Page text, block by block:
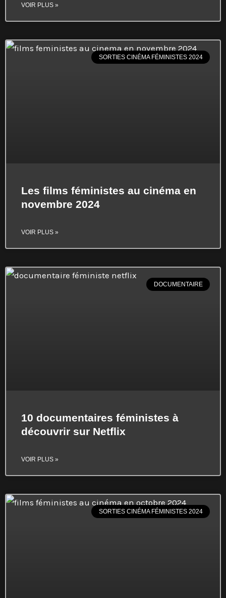
VOIR PLUS »
SORTIES CINÉMA FÉMINISTES 2024
Les films féministes au cinéma en
novembre 2024
VOIR PLUS »
DOCUMENTAIRE
10 documentaires féministes à
découvrir sur Netflix
VOIR PLUS »
SORTIES CINÉMA FÉMINISTES 2024